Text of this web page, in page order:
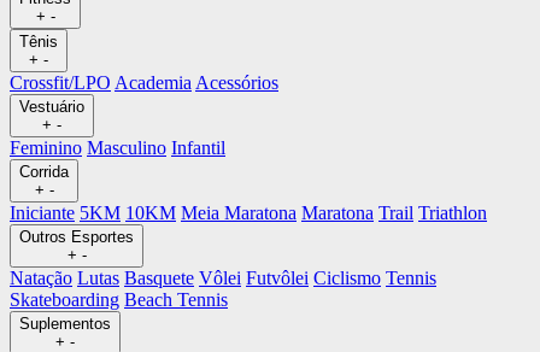
+ -
Tênis
+ -
Crossfit/LPO Academia Acessórios
Vestuário
+ -
Feminino Masculino Infantil
Corrida
+ -
Iniciante 5KM 10KM Meia Maratona Maratona Trail Triathlon
Outros Esportes
+ -
Natação Lutas Basquete Vôlei Futvôlei Ciclismo Tennis
Skateboarding Beach Tennis
Suplementos
+ -